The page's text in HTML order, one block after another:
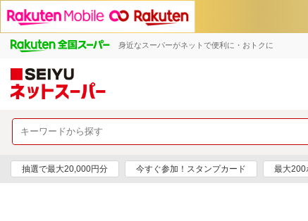
身近なスーパーがネットで便利に・おトクに
抽選で最大20,000円分 今すぐ参加！スタンプカード 最大200